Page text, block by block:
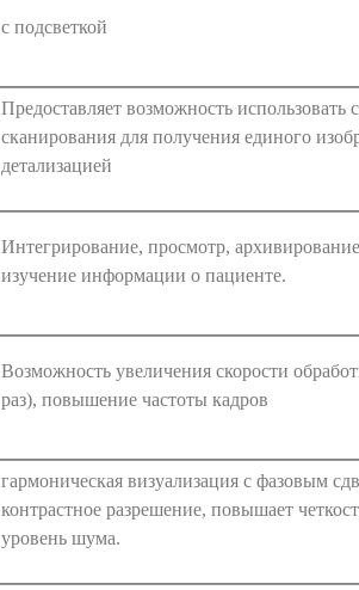
с подсветкой
Предоставляет возможность использовать
сканирования для получения единого
детализацией
Интегрирование, просмотр,
изучение информации о пациенте.
Возможность увеличения скорости
раз), повышение частоты кадров
гармоническая визуализация с фазовым
контрастное разрешение, повышает
уровень шума.